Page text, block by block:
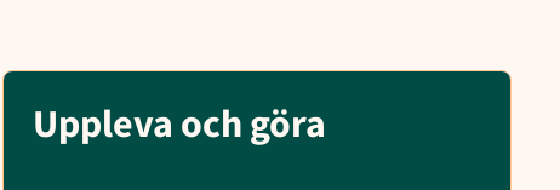
Uppleva och göra